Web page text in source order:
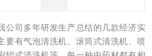
公司多年研发生产总结的几款经济实
要有气泡清洗机、滚筒式清洗机、喷